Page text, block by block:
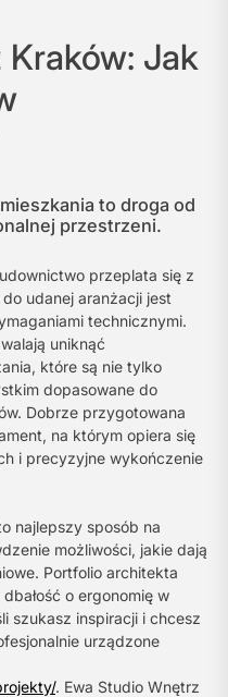
Jak
to droga od
przestrzeni.
przeplata się z
udanej aranżacji jest
technicznymi.
uniknąć
które są nie tylko
dopasowane do
Dobrze przygotowana
na którym opiera się
i precyzyjne wykończenie
najlepszy sposób na
możliwości, jakie dają
Portfolio architekta
o ergonomię w
szukasz inspiracji i chcesz
urządzone
. Ewa Studio Wnętrz